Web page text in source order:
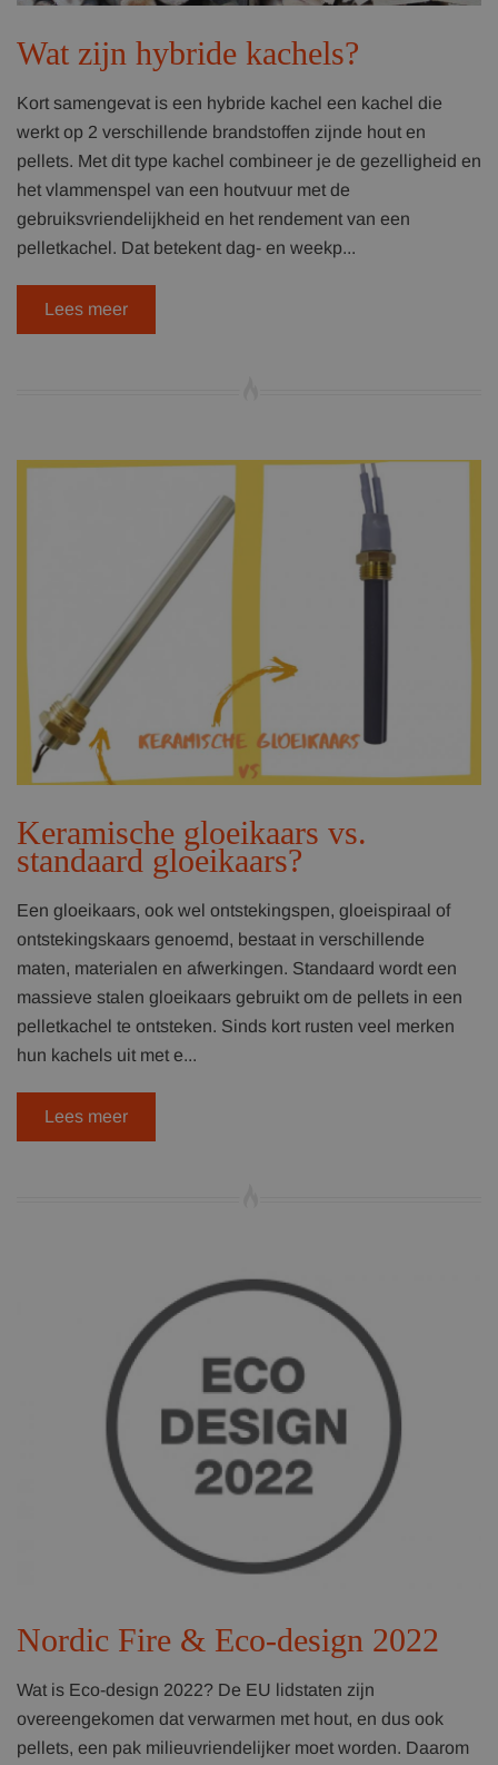
Wat zijn hybride kachels?
Kort samengevat is een hybride kachel een kachel die
werkt op 2 verschillende brandstoffen zijnde hout en
pellets. Met dit type kachel combineer je de gezelligheid en
het vlammenspel van een houtvuur met de
gebruiksvriendelijkheid en het rendement van een
pelletkachel. Dat betekent dag- en weekp...
Lees meer
Keramische gloeikaars vs.
standaard gloeikaars?
Een gloeikaars, ook wel ontstekingspen, gloeispiraal of
ontstekingskaars genoemd, bestaat in verschillende
maten, materialen en afwerkingen. Standaard wordt een
massieve stalen gloeikaars gebruikt om de pellets in een
pelletkachel te ontsteken. Sinds kort rusten veel merken
hun kachels uit met e...
Lees meer
Nordic Fire & Eco-design 2022
Wat is Eco-design 2022? De EU lidstaten zijn
overeengekomen dat verwarmen met hout, en dus ook
pellets, een pak milieuvriendelijker moet worden. Daarom